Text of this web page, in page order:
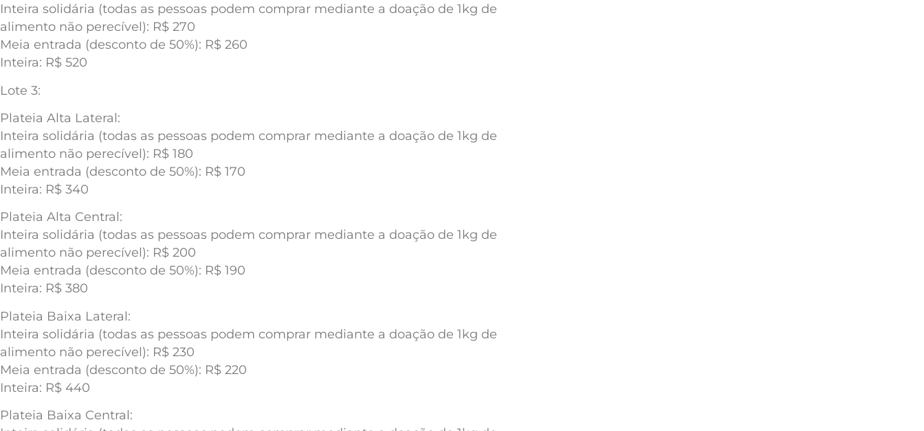
Inteira solidária (todas as pessoas podem comprar mediante a doação de 1kg de
alimento não perecível): R$ 270
Meia entrada (desconto de 50%): R$ 260
Inteira: R$ 520
Lote 3:
Plateia Alta Lateral:
Inteira solidária (todas as pessoas podem comprar mediante a doação de 1kg de
alimento não perecível): R$ 180
Meia entrada (desconto de 50%): R$ 170
Inteira: R$ 340
Plateia Alta Central:
Inteira solidária (todas as pessoas podem comprar mediante a doação de 1kg de
alimento não perecível): R$ 200
Meia entrada (desconto de 50%): R$ 190
Inteira: R$ 380
Plateia Baixa Lateral:
Inteira solidária (todas as pessoas podem comprar mediante a doação de 1kg de
alimento não perecível): R$ 230
Meia entrada (desconto de 50%): R$ 220
Inteira: R$ 440
Plateia Baixa Central: